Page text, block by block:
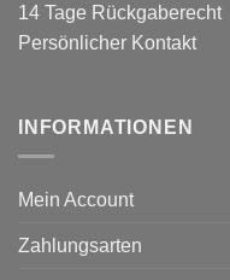
14 Tage Rückgaberecht
Persönlicher Kontakt
INFORMATIONEN
Mein Account
Zahlungsarten